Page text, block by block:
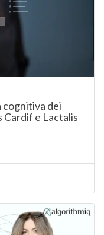
cognitiva dei
Cardif e Lactalis